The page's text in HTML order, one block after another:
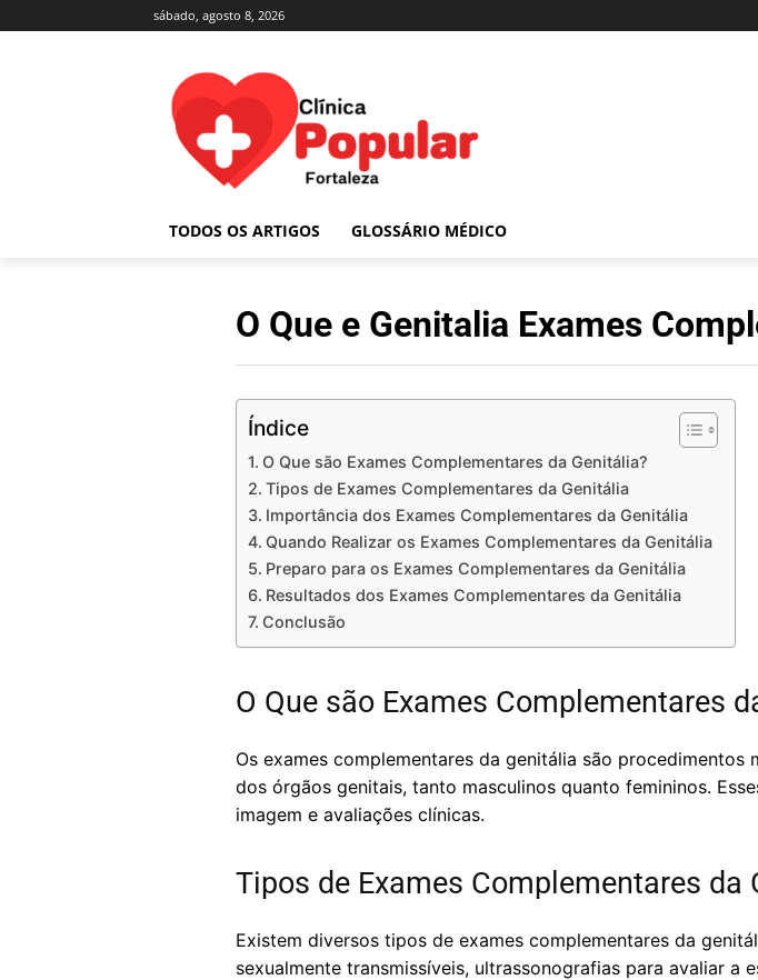
sábado, agosto 8, 2026
TODOS OS ARTIGOS GLOSSÁRIO MÉDICO
O Que e Genitalia Exames
Índice
O Que são Exames Complementares da Genitália?
Tipos de Exames Complementares da Genitália
Importância dos Exames Complementares da Genitália
Quando Realizar os Exames Complementares da Genitália
Preparo para os Exames Complementares da Genitália
Resultados dos Exames Complementares da Genitália
Conclusão
O Que são Exames Complementares
Os exames complementares da genitália são
dos órgãos genitais, tanto masculinos quanto femininos.
imagem e avaliações clínicas.
Tipos de Exames Complementares da
Existem diversos tipos de exames complementares da
sexualmente transmissíveis, ultrassonografias para avaliar